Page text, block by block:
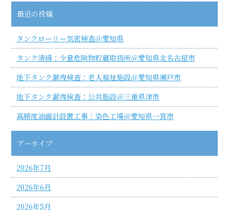
最近の投稿
タンクローリー気密検査＠愛知県
タンク清掃：少量危険物貯蔵取扱所＠愛知県北名古屋市
地下タンク漏洩検査：老人福祉施設＠愛知県瀬戸市
地下タンク漏洩検査：公共施設＠三重県津市
高精度油面計設置工事：染色工場＠愛知県一宮市
アーカイブ
2026年7月
2026年6月
2026年5月